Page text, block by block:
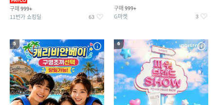
구매 999+
11번가 쇼킹딜 63
구매 999+
G마켓 3
5 6